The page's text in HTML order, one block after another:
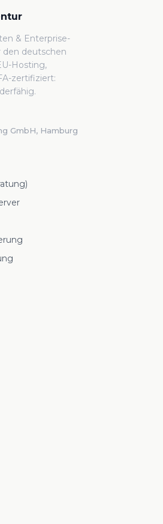
& Enterprise-
deutschen
Hosting,
zertifiziert:
GmbH, Hamburg